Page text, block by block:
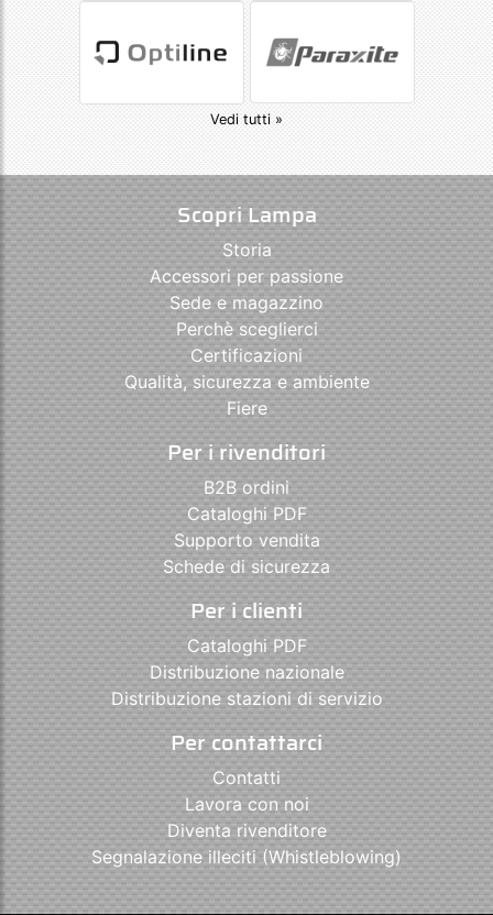
Vedi tutti »
Scopri Lampa
Storia
Accessori per passione
Sede e magazzino
Perchè sceglierci
Certificazioni
Qualità, sicurezza e ambiente
Fiere
Per i rivenditori
B2B ordini
Cataloghi PDF
Supporto vendita
Schede di sicurezza
Per i clienti
Cataloghi PDF
Distribuzione nazionale
Distribuzione stazioni di servizio
Per contattarci
Contatti
Lavora con noi
Diventa rivenditore
Segnalazione illeciti (Whistleblowing)